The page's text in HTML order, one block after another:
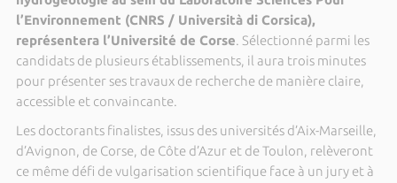
l’Environnement (CNRS / Università di Corsica),
représentera l’Université de Corse. Sélectionné parmi les
candidats de plusieurs établissements, il aura trois minutes
pour présenter ses travaux de recherche de manière claire,
accessible et convaincante.
Les doctorants finalistes, issus des universités d’Aix-Marseille,
d’Avignon, de Corse, de Côte d’Azur et de Toulon, relèveront
ce même défi de vulgarisation scientifique face à un jury et à